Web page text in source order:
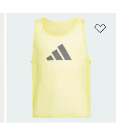
Dodaj do listy życzeń